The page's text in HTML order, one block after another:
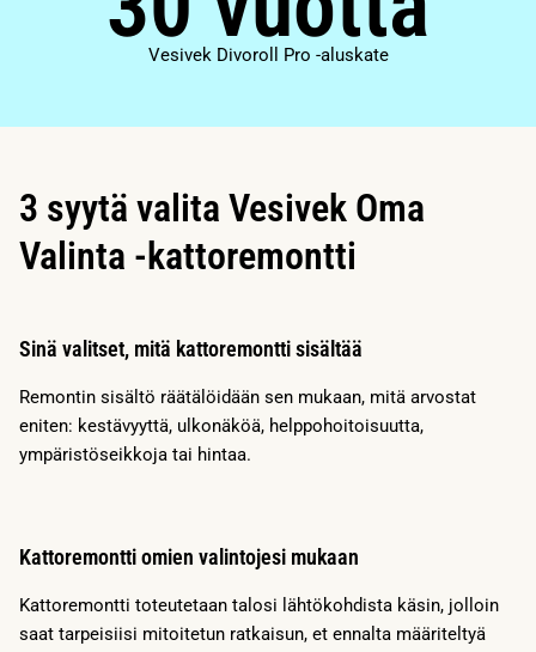
Vesivek Divoroll Pro -aluskate
3 syytä valita Vesivek Oma
Valinta -kattoremontti
Sinä valitset, mitä kattoremontti sisältää
Remontin sisältö räätälöidään sen mukaan, mitä arvostat
eniten: kestävyyttä, ulkonäköä, helppohoitoisuutta,
ympäristöseikkoja tai hintaa.
Kattoremontti omien valintojesi mukaan
Kattoremontti toteutetaan talosi lähtökohdista käsin, jolloin
saat tarpeisiisi mitoitetun ratkaisun, et ennalta määriteltyä